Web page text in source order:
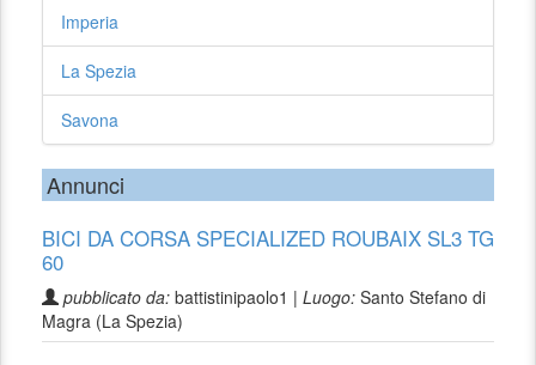
Imperia
La Spezia
Savona
Annunci
BICI DA CORSA SPECIALIZED ROUBAIX SL3 TG
60
pubblicato da: battistinipaolo1 | Luogo: Santo Stefano di
Magra (La Spezia)